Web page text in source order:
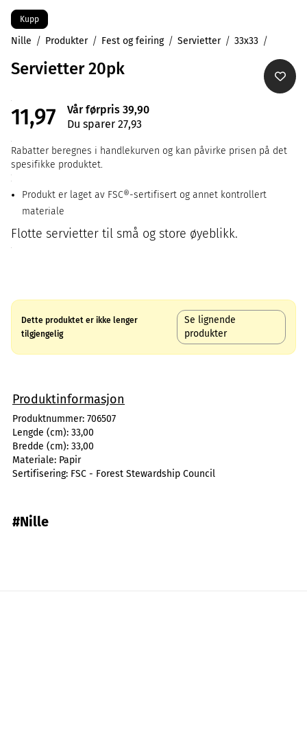
Kupp
Nille Produkter Fest og feiring Servietter 33x33
Servietter 20pk
11,97
Vår førpris 39,90
Du sparer 27,93
Rabatter beregnes i handlekurven og kan påvirke prisen på det
spesifikke produktet.
Produkt er laget av FSC®-sertifisert og annet kontrollert
materiale
Flotte servietter til små og store øyeblikk.
Dette produktet er ikke lenger
tilgjengelig
Se lignende
produkter
Produktinformasjon
Produktnummer: 706507
Lengde (cm): 33,00
Bredde (cm): 33,00
Materiale: Papir
Sertifisering: FSC - Forest Stewardship Council
#Nille